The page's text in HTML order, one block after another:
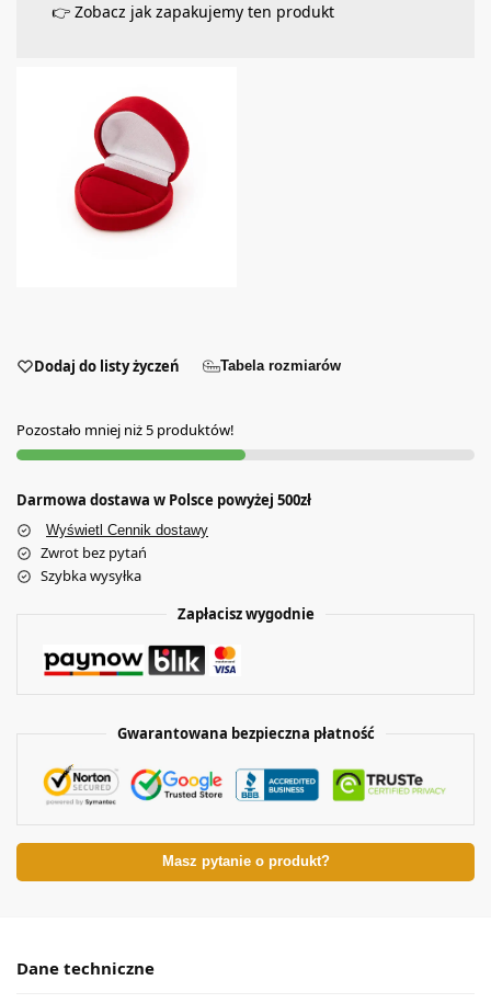
👉 Zobacz jak zapakujemy ten produkt
Dodaj do listy życzeń Tabela rozmiarów
Pozostało mniej niż 5 produktów!
Darmowa dostawa w Polsce powyżej 500zł
Wyświetl Cennik dostawy
Zwrot bez pytań
Szybka wysyłka
Zapłacisz wygodnie
Gwarantowana bezpieczna płatność
Masz pytanie o produkt?
Dane techniczne